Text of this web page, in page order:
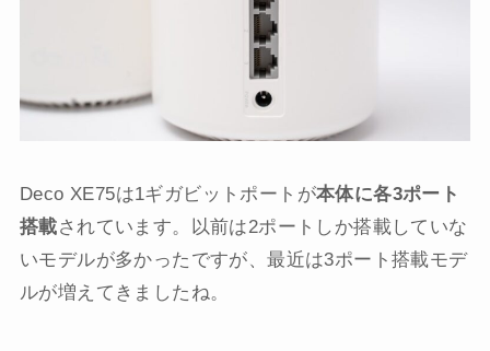
Deco XE75は1ギガビットポートが本体に各3ポート
搭載されています。以前は2ポートしか搭載していな
いモデルが多かったですが、最近は3ポート搭載モデ
ルが増えてきましたね。